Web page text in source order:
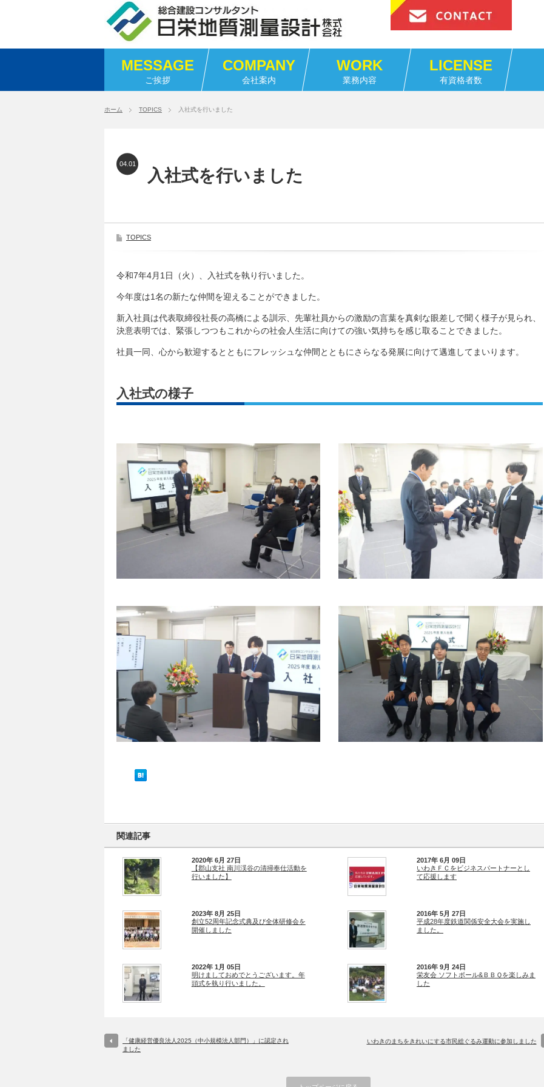
MESSAGE
ご挨拶
COMPANY
会社案内
WORK
業務内容
LICENSE
有資格者数
ホーム TOPICS 入社式を行いました
04.01
入社式を行いました
TOPICS
令和7年4月1日（火）、入社式を執り行いました。
今年度は1名の新たな仲間を迎えることができました。
新入社員は代表取締役社長の高橋による訓示、先輩社員からの激励の言葉を真剣な眼差しで聞く様子が見られ、
決意表明では、緊張しつつもこれからの社会人生活に向けての強い気持ちを感じ取ることできました。
社員一同、心から歓迎するとともにフレッシュな仲間とともにさらなる発展に向けて邁進してまいります。
入社式の様子
関連記事
2020年 6月 27日
【郡山支社 南川渓谷の清掃奉仕活動を
行いました】
2017年 6月 09日
いわきＦＣをビジネスパートナーとし
て応援します
2023年 8月 25日
創立52周年記念式典及び全体研修会を
開催しました
2016年 5月 27日
平成28年度鉄道関係安全大会を実施し
ました。
2022年 1月 05日
明けましておめでとうございます。年
頭式を執り行いました。
2016年 9月 24日
栄友会 ソフトボール&ＢＢＱを楽しみま
した
「健康経営優良法人2025（中小規模法人部門）」に認定され
ました
いわきのまちをきれいにする市民総ぐるみ運動に参加しました